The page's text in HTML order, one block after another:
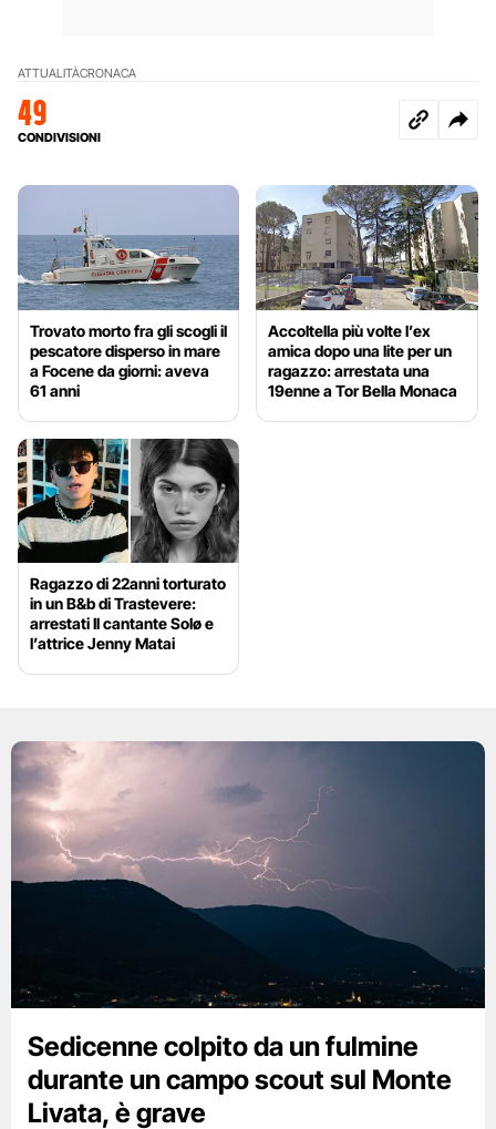
ATTUALITÀCRONACA
49
CONDIVISIONI
Trovato morto fra gli scogli il
pescatore disperso in mare
a Focene da giorni: aveva
61 anni
Accoltella più volte l’ex
amica dopo una lite per un
ragazzo: arrestata una
19enne a Tor Bella Monaca
Ragazzo di 22anni torturato
in un B&b di Trastevere:
arrestati Il cantante Solø e
l’attrice Jenny Matai
Sedicenne colpito da un fulmine
durante un campo scout sul Monte
Livata, è grave